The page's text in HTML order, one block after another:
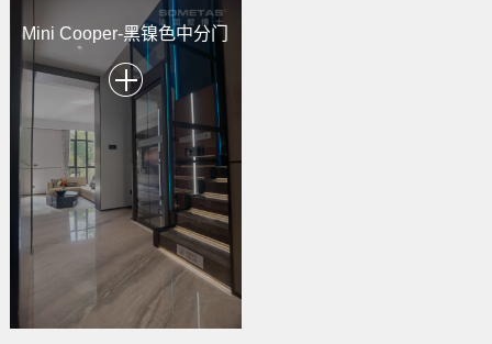
Mini Cooper-黑镍色中分门